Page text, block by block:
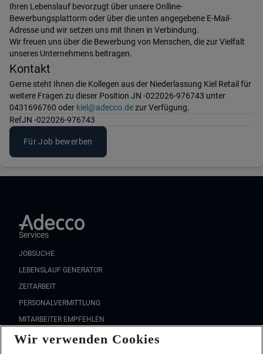
Ihren Lebenslauf bevorzugt über unsere Onlline-
Bewerbungsplattorm oder über die unten angegebene E-Mail-
Adresse und wir setzen uns mit Ihnen in Verbindung.
Wir freuen uns über die Bewerbung von Menschen, die zur Vielfalt
unseres Unternehmens beitragen.
Kontakt
Gerne steht Ihnen die Kollegen aus der Niederlassung Kiel Retail für
weitere Fragen zu dieser Position JN -022026-976743 unter
0431696760 oder kiel@adecco.dezur Verfügung.
RefJN -022026-976743
Für Job bewerben
Services
JOBSUCHE
LEBENSLAUF GENERATOR
ZEITARBEIT
PERSONALVERMITTLUNG
MITARBEITER EMPFEHLEN
FAQ
Wir stellen ein!
Wir verwenden Cookies